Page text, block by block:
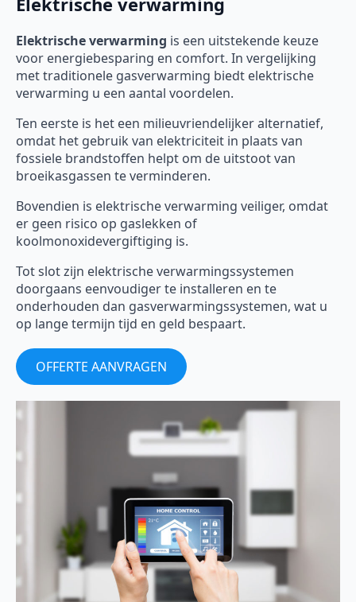
Elektrische verwarming is een uitstekende keuze
voor energiebesparing en comfort. In vergelijking
met traditionele gasverwarming biedt elektrische
verwarming u een aantal voordelen.
Ten eerste is het een milieuvriendelijker alternatief,
omdat het gebruik van elektriciteit in plaats van
fossiele brandstoffen helpt om de uitstoot van
broeikasgassen te verminderen.
Bovendien is elektrische verwarming veiliger, omdat
er geen risico op gaslekken of
koolmonoxidevergiftiging is.
Tot slot zijn elektrische verwarmingssystemen
doorgaans eenvoudiger te installeren en te
onderhouden dan gasverwarmingssystemen, wat u
op lange termijn tijd en geld bespaart.
OFFERTE AANVRAGEN